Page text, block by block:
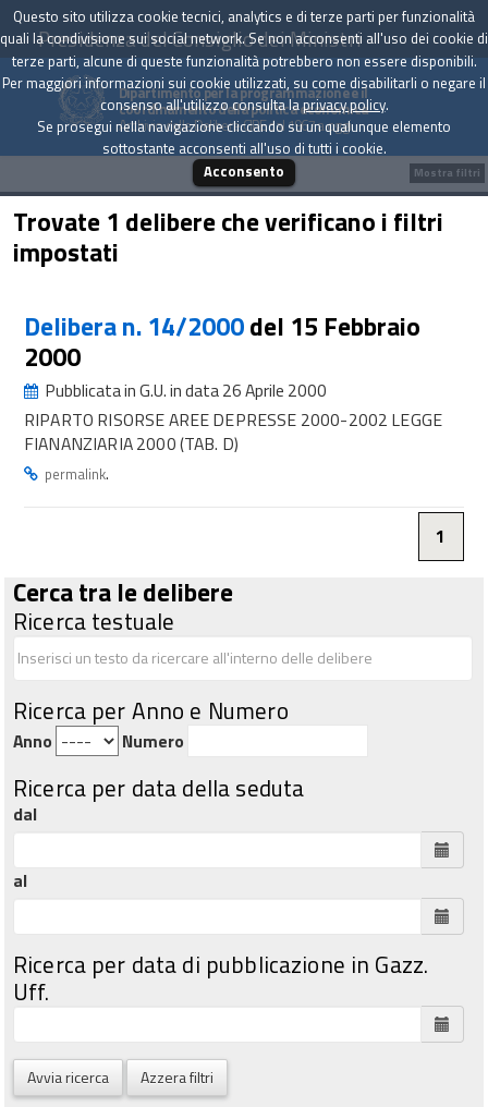
Presidenza del Consiglio dei Ministri
Dipartimento per la programmazione e il
coordinamento della politica economica
Archivio delle Delibere CIPE dal 1967 a oggi
Trovate 1 delibere che verificano i filtri
impostati
Delibera n. 14/2000del 15 Febbraio
2000
Pubblicata in G.U. in data 26 Aprile 2000
RIPARTO RISORSE AREE DEPRESSE 2000-2002 LEGGE
FIANANZIARIA 2000 (TAB. D)
permalink.
1
Cerca tra le delibere
Ricerca testuale
Ricerca per Anno e Numero
Anno Numero
Ricerca per data della seduta
dal
al
Ricerca per data di pubblicazione in Gazz.
Uff.
Avvia ricerca Azzera filtri
Mostra filtri
Questo sito utilizza cookie tecnici, analytics e di terze parti per funzionalità
quali la condivisione sui social network. Se non acconsenti all'uso dei cookie di
terze parti, alcune di queste funzionalità potrebbero non essere disponibili.
Per maggiori informazioni sui cookie utilizzati, su come disabilitarli o negare il
consenso all'utilizzo consulta laprivacy policy.
Se prosegui nella navigazione cliccando su un qualunque elemento
sottostante acconsenti all'uso di tutti i cookie.
Acconsento